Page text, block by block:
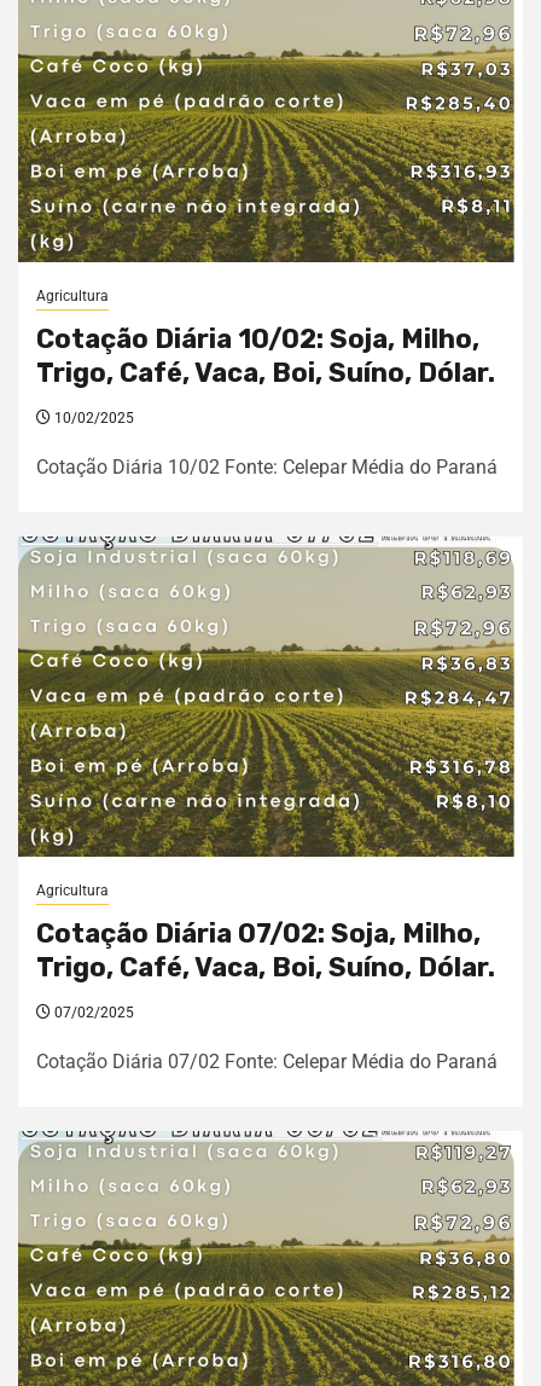
Agricultura
Cotação Diária 10/02: Soja, Milho,
Trigo, Café, Vaca, Boi, Suíno, Dólar.
10/02/2025
Cotação Diária 10/02 Fonte: Celepar Média do Paraná
Agricultura
Cotação Diária 07/02: Soja, Milho,
Trigo, Café, Vaca, Boi, Suíno, Dólar.
07/02/2025
Cotação Diária 07/02 Fonte: Celepar Média do Paraná